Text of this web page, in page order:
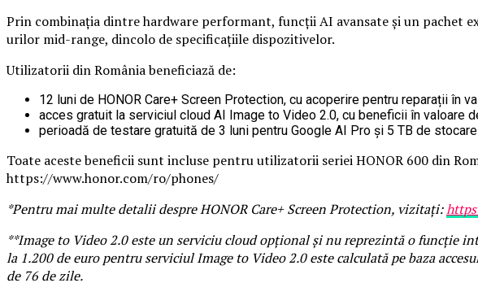
Prin combinația dintre hardware performant, funcții AI avansate și un pachet
urilor mid-range, dincolo de specificațiile dispozitivelor.
Utilizatorii din România beneficiază de:
12 luni de HONOR Care+ Screen Protection, cu acoperire pentru reparații
acces gratuit la serviciul cloud AI Image to Video 2.0, cu beneficii în valoare
perioadă de testare gratuită de 3 luni pentru Google AI Pro și 5 TB de
Toate aceste beneficii sunt incluse pentru utilizatorii seriei HONOR 600 din
https://www.honor.com/ro/phones/
*Pentru mai multe detalii despre HONOR Care+ Screen Protection, vizitați:
**Image to Video 2.0 este un serviciu cloud opțional și nu reprezintă o funcție
la 1.200 de euro pentru serviciul Image to Video 2.0 este calculată pe baza
de 76 de zile.